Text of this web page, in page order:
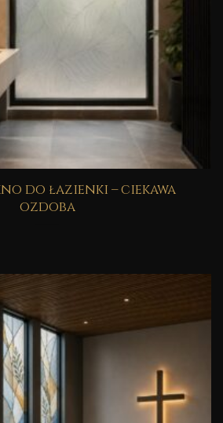
do łazienki – ciekawa
ozdoba